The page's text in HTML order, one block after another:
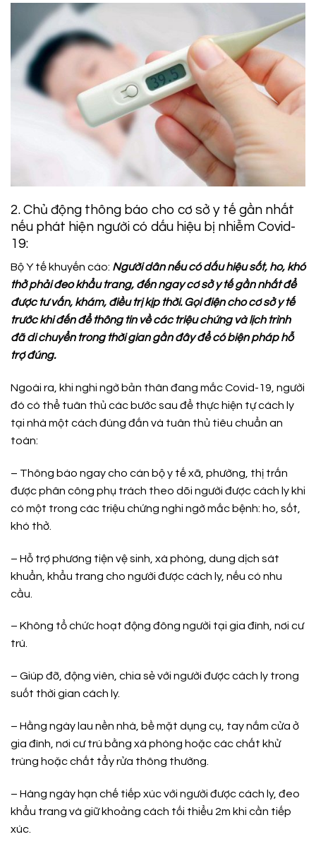
2. Chủ động thông báo cho cơ sở y tế gần nhất
nếu phát hiện người có dấu hiệu bị nhiễm Covid-
19:
Bộ Y tế khuyến cáo: Người dân nếu có dấu hiệu sốt, ho, khó
thở phải đeo khẩu trang, đến ngay cơ sở y tế gần nhất để
được tư vấn, khám, điều trị kịp thời. Gọi điện cho cơ sở y tế
trước khi đến để thông tin về các triệu chứng và lịch trình
đã di chuyển trong thời gian gần đây để có biện pháp hỗ
trợ đúng.
Ngoài ra, khi nghi ngờ bản thân đang mắc Covid-19, người
đó có thể tuân thủ các bước sau để thực hiện tự cách ly
tại nhà một cách đúng đắn và tuân thủ tiêu chuẩn an
toàn:
– Thông báo ngay cho cán bộ y tế xã, phường, thị trấn
được phân công phụ trách theo dõi người được cách ly khi
có một trong các triệu chứng nghi ngờ mắc bệnh: ho, sốt,
khó thở.
– Hỗ trợ phương tiện vệ sinh, xà phòng, dung dịch sát
khuẩn, khẩu trang cho người được cách ly, nếu có nhu
cầu.
– Không tổ chức hoạt động đông người tại gia đình, nơi cư
trú.
– Giúp đỡ, động viên, chia sẻ với người được cách ly trong
suốt thời gian cách ly.
– Hằng ngày lau nền nhà, bề mặt dụng cụ, tay nắm cửa ở
gia đình, nơi cư trú bằng xà phòng hoặc các chất khử
trùng hoặc chất tẩy rửa thông thường.
– Hàng ngày hạn chế tiếp xúc với người được cách ly, đeo
khẩu trang và giữ khoảng cách tối thiểu 2m khi cần tiếp
xúc.